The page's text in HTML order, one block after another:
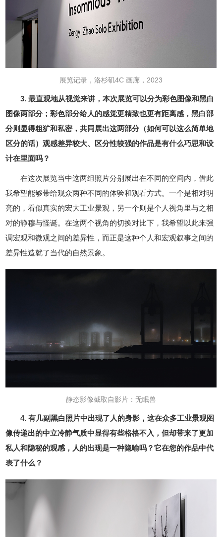
展览记录，洛杉矶4C 画廊，2023
3. 最直观地从视觉来讲，本次展览可以分为彩色图像和黑白
图像两部分；彩色部分给人的感觉更精致也更有距离感，黑白部
分则显得粗犷和私密，共同展出这两部分（如何可以这么简单地
区分的话）观感差异较大、区分性较强的作品是有什么巧思和设
计在里面吗？
在这次展览当中这两组照片分别展出在不同的空间内，借此
我希望能够带给观众两种不同的体验和观看方式。一个是相对明
亮的，看似真实的宏大工业景观，另一个则是个人视角里与之相
对的静穆与怪诞。在这两个视角的切换对比下，我希望以此来强
调宏观和微观之间的差异性，而正是这种个人和宏观叙事之间的
差异性造就了当代的自然景象。
静态影像截取自影片：无眠兽
4. 有几副黑白照片中出现了人的身影，这在众多工业景观图
像传递出的中立冷静气质中显得有些格格不入，但却带来了更加
私人和隐秘的观感，人的出现是一种隐喻吗？它在您的作品中代
表了什么？